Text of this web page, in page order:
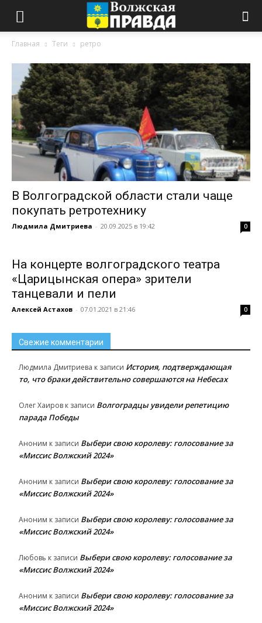
Главная Теги ретро
В Волгоградской области стали чаще
покупать ретротехнику
Людмила Дмитриева - 20.09.2025 в 19:42 0
На концерте волгоградского театра
«Царицынская опера» зрители
танцевали и пели
Алексей Астахов - 07.01.2021 в 21:46 0
Свежие комментарии
Людмила Дмитриева к записи История, подтверждающая
то, что браки действительно совершаются на Небесах
Олег Хаиров к записи Волгоградцы увидели репетицию
парада Победы
Аноним к записи Выбери свою королеву: голосование за
«Миссис Волжский 2024»
Аноним к записи Выбери свою королеву: голосование за
«Миссис Волжский 2024»
Аноним к записи Выбери свою королеву: голосование за
«Миссис Волжский 2024»
Любовь к записи Выбери свою королеву: голосование за
«Миссис Волжский 2024»
Аноним к записи Выбери свою королеву: голосование за
«Миссис Волжский 2024»